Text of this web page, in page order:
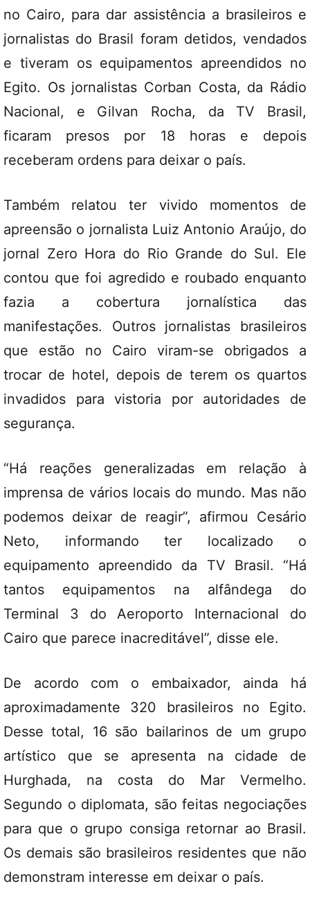
no Cairo, para dar assistência a brasileiros e
jornalistas do Brasil foram detidos, vendados
e tiveram os equipamentos apreendidos no
Egito. Os jornalistas Corban Costa, da Rádio
Nacional, e Gilvan Rocha, da TV Brasil,
ficaram presos por 18 horas e depois
receberam ordens para deixar o país.
Também relatou ter vivido momentos de
apreensão o jornalista Luiz Antonio Araújo, do
jornal Zero Hora do Rio Grande do Sul. Ele
contou que foi agredido e roubado enquanto
fazia a cobertura jornalística das
manifestações. Outros jornalistas brasileiros
que estão no Cairo viram-se obrigados a
trocar de hotel, depois de terem os quartos
invadidos para vistoria por autoridades de
segurança.
“Há reações generalizadas em relação à
imprensa de vários locais do mundo. Mas não
podemos deixar de reagir”, afirmou Cesário
Neto, informando ter localizado o
equipamento apreendido da TV Brasil. “Há
tantos equipamentos na alfândega do
Terminal 3 do Aeroporto Internacional do
Cairo que parece inacreditável”, disse ele.
De acordo com o embaixador, ainda há
aproximadamente 320 brasileiros no Egito.
Desse total, 16 são bailarinos de um grupo
artístico que se apresenta na cidade de
Hurghada, na costa do Mar Vermelho.
Segundo o diplomata, são feitas negociações
para que o grupo consiga retornar ao Brasil.
Os demais são brasileiros residentes que não
demonstram interesse em deixar o país.